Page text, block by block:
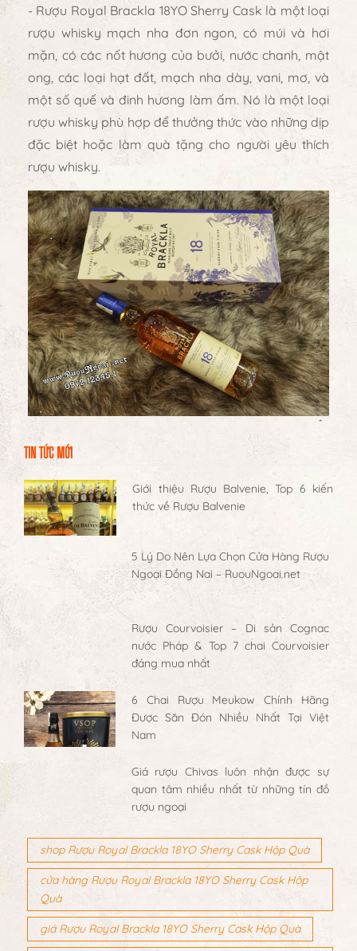
- Rượu Royal Brackla 18YO Sherry Cask là một loại
rượu whisky mạch nha đơn ngon, có múi và hơi
mặn, có các nốt hương của bưởi, nước chanh, mật
ong, các loại hạt đất, mạch nha dày, vani, mơ, và
một số quế và đinh hương làm ấm. Nó là một loại
rượu whisky phù hợp để thưởng thức vào những dịp
đặc biệt hoặc làm quà tặng cho người yêu thích
rượu whisky.
TIN TỨC MỚI
Giới thiệu Rượu Balvenie, Top 6 kiến
thức về Rượu Balvenie
5 Lý Do Nên Lựa Chọn Cửa Hàng Rượu
Ngoại Đồng Nai – RuouNgoai.net
Rượu Courvoisier – Di sản Cognac
nước Pháp & Top 7 chai Courvoisier
đáng mua nhất
6 Chai Rượu Meukow Chính Hãng
Được Săn Đón Nhiều Nhất Tại Việt
Nam
Giá rượu Chivas luôn nhận được sự
quan tâm nhiều nhất từ những tín đồ
rượu ngoại
shop Rượu Royal Brackla 18YO Sherry Cask Hộp Quà
cửa hàng Rượu Royal Brackla 18YO Sherry Cask Hộp
Quà
giá Rượu Royal Brackla 18YO Sherry Cask Hộp Quà